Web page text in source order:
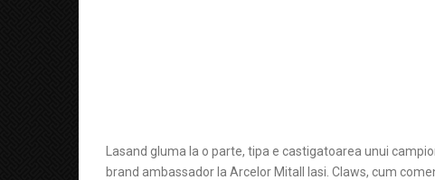
Lasand gluma la o parte, tipa e castigatoarea unui
brand ambassador la Arcelor Mitall Iasi. Claws, cum